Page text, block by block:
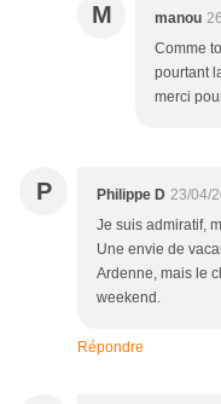
M manou
Comme
pourtant
merci
P Philippe D 23/04/
Je suis admiratif,
Une envie de
Ardenne, mais le
weekend.
Répondre